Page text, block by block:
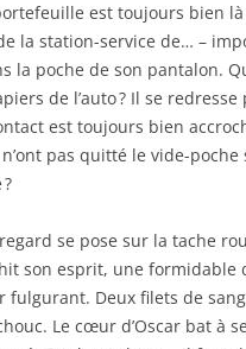
est toujours bien
la station-service de… –
la poche de son pantalon.
de l’auto ? Il se
est toujours bien
pas quitté le vide-
regard se pose sur la tache
son esprit, une formidable
Deux filets de
Le cœur d’Oscar bat à